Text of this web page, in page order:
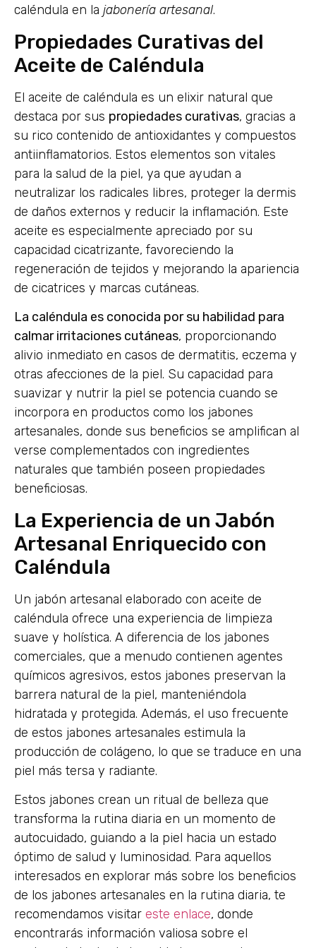
caléndula en la jabonería artesanal.
Propiedades Curativas del
Aceite de Caléndula
El aceite de caléndula es un elixir natural que
destaca por sus propiedades curativas, gracias a
su rico contenido de antioxidantes y compuestos
antiinflamatorios. Estos elementos son vitales
para la salud de la piel, ya que ayudan a
neutralizar los radicales libres, proteger la dermis
de daños externos y reducir la inflamación. Este
aceite es especialmente apreciado por su
capacidad cicatrizante, favoreciendo la
regeneración de tejidos y mejorando la apariencia
de cicatrices y marcas cutáneas.
La caléndula es conocida por su habilidad para
calmar irritaciones cutáneas, proporcionando
alivio inmediato en casos de dermatitis, eczema y
otras afecciones de la piel. Su capacidad para
suavizar y nutrir la piel se potencia cuando se
incorpora en productos como los jabones
artesanales, donde sus beneficios se amplifican al
verse complementados con ingredientes
naturales que también poseen propiedades
beneficiosas.
La Experiencia de un Jabón
Artesanal Enriquecido con
Caléndula
Un jabón artesanal elaborado con aceite de
caléndula ofrece una experiencia de limpieza
suave y holística. A diferencia de los jabones
comerciales, que a menudo contienen agentes
químicos agresivos, estos jabones preservan la
barrera natural de la piel, manteniéndola
hidratada y protegida. Además, el uso frecuente
de estos jabones artesanales estimula la
producción de colágeno, lo que se traduce en una
piel más tersa y radiante.
Estos jabones crean un ritual de belleza que
transforma la rutina diaria en un momento de
autocuidado, guiando a la piel hacia un estado
óptimo de salud y luminosidad. Para aquellos
interesados en explorar más sobre los beneficios
de los jabones artesanales en la rutina diaria, te
recomendamos visitar este enlace, donde
encontrarás información valiosa sobre el